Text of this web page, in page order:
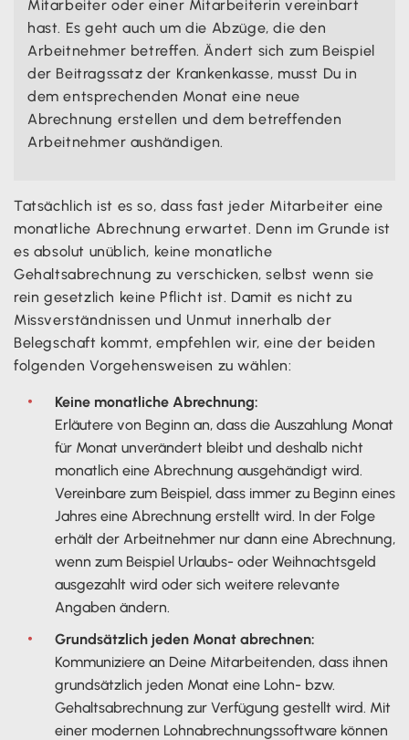
Mitarbeiter oder einer Mitarbeiterin vereinbart
hast. Es geht auch um die Abzüge, die den
Arbeitnehmer betreffen. Ändert sich zum Beispiel
der Beitragssatz der Krankenkasse, musst Du in
dem entsprechenden Monat eine neue
Abrechnung erstellen und dem betreffenden
Arbeitnehmer aushändigen.
Tatsächlich ist es so, dass fast jeder Mitarbeiter eine
monatliche Abrechnung erwartet. Denn im Grunde ist
es absolut unüblich, keine monatliche
Gehaltsabrechnung zu verschicken, selbst wenn sie
rein gesetzlich keine Pflicht ist. Damit es nicht zu
Missverständnissen und Unmut innerhalb der
Belegschaft kommt, empfehlen wir, eine der beiden
folgenden Vorgehensweisen zu wählen:
Keine monatliche Abrechnung:
Erläutere von Beginn an, dass die Auszahlung Monat
für Monat unverändert bleibt und deshalb nicht
monatlich eine Abrechnung ausgehändigt wird.
Vereinbare zum Beispiel, dass immer zu Beginn eines
Jahres eine Abrechnung erstellt wird. In der Folge
erhält der Arbeitnehmer nur dann eine Abrechnung,
wenn zum Beispiel Urlaubs- oder Weihnachtsgeld
ausgezahlt wird oder sich weitere relevante
Angaben ändern.
Grundsätzlich jeden Monat abrechnen:
Kommuniziere an Deine Mitarbeitenden, dass ihnen
grundsätzlich jeden Monat eine Lohn- bzw.
Gehaltsabrechnung zur Verfügung gestellt wird. Mit
einer modernen Lohnabrechnungssoftware können